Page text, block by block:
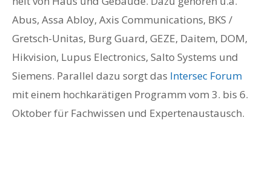
Abus, Assa Abloy, Axis Communications, BKS /
Gretsch-Unitas, Burg Guard, GEZE, Daitem, DOM,
Hikvision, Lupus Electronics, Salto Systems und
Siemens. Parallel dazu sorgt das Intersec Forum
mit einem hochkarätigen Programm vom 3. bis 6.
Oktober für Fachwissen und Expertenaustausch.